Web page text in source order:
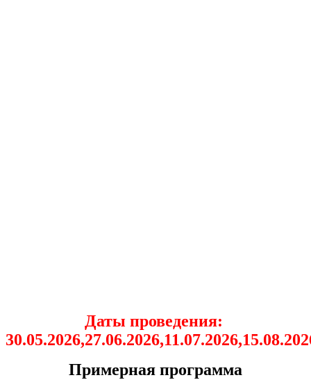
Даты проведения:
Примерная программа